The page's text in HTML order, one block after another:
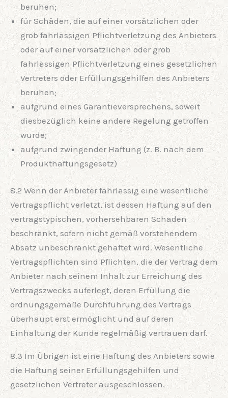
beruhen;
für Schäden, die auf einer vorsätzlichen oder
grob fahrlässigen Pflichtverletzung des Anbieters
oder auf einer vorsätzlichen oder grob
fahrlässigen Pflichtverletzung eines gesetzlichen
Vertreters oder Erfüllungsgehilfen des Anbieters
beruhen;
aufgrund eines Garantieversprechens, soweit
diesbezüglich keine andere Regelung getroffen
wurde;
aufgrund zwingender Haftung (z. B. nach dem
Produkthaftungsgesetz)
8.2 Wenn der Anbieter fahrlässig eine wesentliche
Vertragspflicht verletzt, ist dessen Haftung auf den
vertragstypischen, vorhersehbaren Schaden
beschränkt, sofern nicht gemäß vorstehendem
Absatz unbeschränkt gehaftet wird. Wesentliche
Vertragspflichten sind Pflichten, die der Vertrag dem
Anbieter nach seinem Inhalt zur Erreichung des
Vertragszwecks auferlegt, deren Erfüllung die
ordnungsgemäße Durchführung des Vertrags
überhaupt erst ermöglicht und auf deren
Einhaltung der Kunde regelmäßig vertrauen darf.
8.3 Im Übrigen ist eine Haftung des Anbieters sowie
die Haftung seiner Erfüllungsgehilfen und
gesetzlichen Vertreter ausgeschlossen.